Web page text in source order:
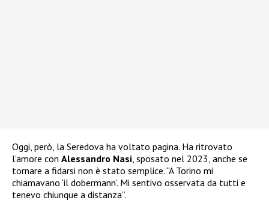
Oggi, però, la Seredova ha voltato pagina. Ha ritrovato
l’amore con Alessandro Nasi, sposato nel 2023, anche se
tornare a fidarsi non è stato semplice. “A Torino mi
chiamavano ‘il dobermann’. Mi sentivo osservata da tutti e
tenevo chiunque a distanza”.